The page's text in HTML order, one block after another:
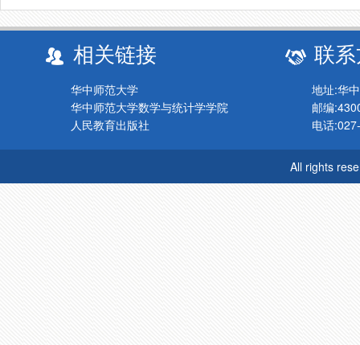
相关链接
华中师范大学
华中师范大学数学与统计学学院
人民教育出版社
联
地址:华
邮编
电话
All rights